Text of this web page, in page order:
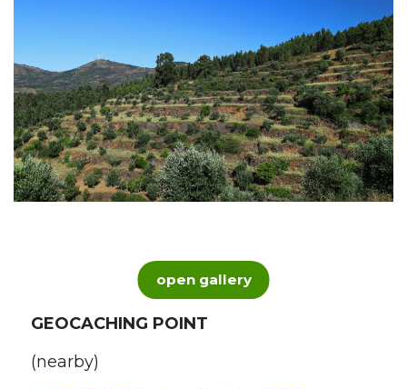
open gallery
GEOCACHING POINT
(nearby)